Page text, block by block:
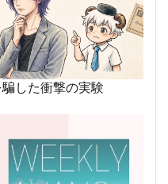
した衝撃の実験